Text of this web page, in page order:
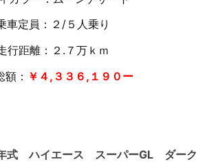
車定員：２/５人乗り
行距離：２.７万ｋｍ
額： ￥４,３３６,１９０ー
ハイエース スーパーGL ダーク